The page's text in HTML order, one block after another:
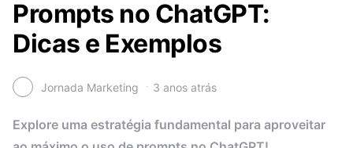
Prompts no ChatGPT:
Dicas e Exemplos
Jornada Marketing 3 anos atrás
Explore uma estratégia fundamental para aproveitar